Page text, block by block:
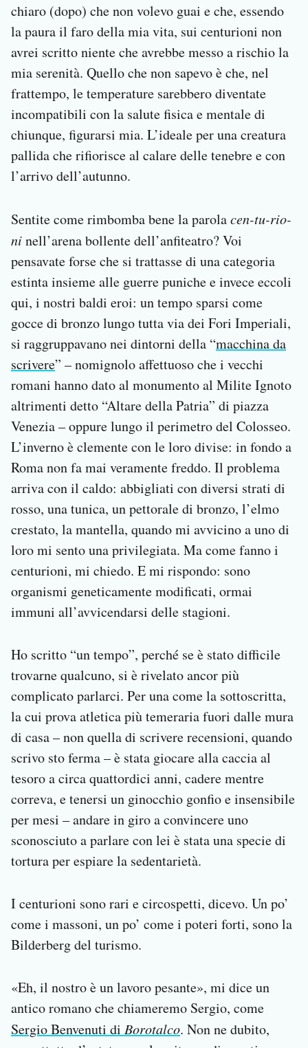
chiaro (dopo) che non volevo guai e che, essendo
la paura il faro della mia vita, sui centurioni non
avrei scritto niente che avrebbe messo a rischio la
mia serenità. Quello che non sapevo è che, nel
frattempo, le temperature sarebbero diventate
incompatibili con la salute fisica e mentale di
chiunque, figurarsi mia. L’ideale per una creatura
pallida che rifiorisce al calare delle tenebre e con
l’arrivo dell’autunno.
Sentite come rimbomba bene la parolacen-tu-rio-
ninell’arena bollente dell’anfiteatro? Voi
pensavate forse che si trattasse di una categoria
estinta insieme alle guerre puniche e invece eccoli
qui, i nostri baldi eroi: un tempo sparsi come
gocce di bronzo lungo tutta via dei Fori Imperiali,
si raggruppavano nei dintorni della “macchina da
scrivere” – nomignolo affettuoso che i vecchi
romani hanno dato al monumento al Milite Ignoto
altrimenti detto “Altare della Patria” di piazza
Venezia – oppure lungo il perimetro del Colosseo.
L’inverno è clemente con le loro divise: in fondo a
Roma non fa mai veramente freddo. Il problema
arriva con il caldo: abbigliati con diversi strati di
rosso, una tunica, un pettorale di bronzo, l’elmo
crestato, la mantella, quando mi avvicino a uno di
loro mi sento una privilegiata. Ma come fanno i
centurioni, mi chiedo. E mi rispondo: sono
organismi geneticamente modificati, ormai
immuni all’avvicendarsi delle stagioni.
Ho scritto “un tempo”, perché se è stato difficile
trovarne qualcuno, si è rivelato ancor più
complicato parlarci. Per una come la sottoscritta,
la cui prova atletica più temeraria fuori dalle mura
di casa – non quella di scrivere recensioni, quando
scrivo sto ferma – è stata giocare alla caccia al
tesoro a circa quattordici anni, cadere mentre
correva, e tenersi un ginocchio gonfio e insensibile
per mesi – andare in giro a convincere uno
sconosciuto a parlare con lei è stata una specie di
tortura per espiare la sedentarietà.
I centurioni sono rari e circospetti, dicevo. Un po’
come i massoni, un po’ come i poteri forti, sono la
Bilderberg del turismo.
«Eh, il nostro è un lavoro pesante», mi dice un
antico romano che chiameremo Sergio, come
Sergio Benvenuti di Borotalco. Non ne dubito,